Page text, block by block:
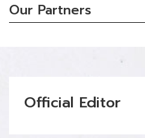
Our Partners
Official Editor